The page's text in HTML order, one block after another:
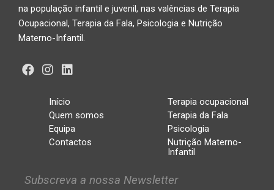
na população infantil e juvenil, nas valências de Terapia
Ocupacional, Terapia da Fala, Psicologia e Nutrição
Materno-Infantil.
Início
Quem somos
Equipa
Contactos
Terapia ocupacional
Terapia da Fala
Psicologia
Nutrição Materno-
Infantil
Subscreva a nossa Newsletter